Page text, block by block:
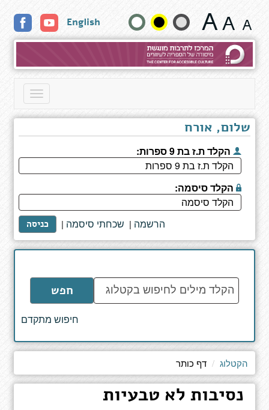
לא
טבעיות
שנה
גודל
טקסט
English
Toggle
שלום, אורח
הקלד ת.ז בת 9 ספרות:
הקלד סיסמה:
כניסה | שכחתי סיסמה | הרשמה
הקלד
מילים
לחיפוש
חפש
חיפוש מתקדם
הקטלוג דף כותר
נסיבות לא טבעיות